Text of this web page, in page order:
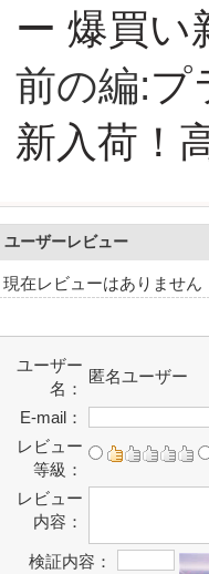
ー 爆買い
前の編:プ
新入荷！
ユーザーレビュー
現在レビューはありません
ユーザー
名：
匿名ユーザー
E-mail：
レビュー
等級：
レビュー
内容：
検証内容：